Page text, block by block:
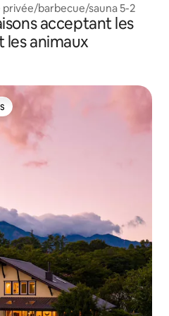
privée/barbecue/sauna 5-2
acceptant les
les animaux
plus appréciés